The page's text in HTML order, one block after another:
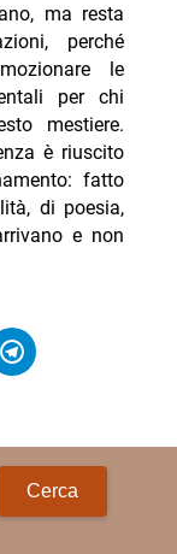
ma resta
perché
le
per chi
mestiere.
è riuscito
fatto
di poesia,
e non